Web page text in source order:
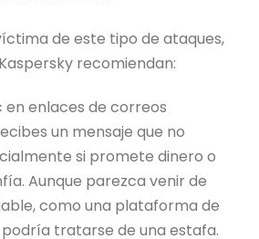
de este tipo de ataques,
recomiendan:
en enlaces de correos
un mensaje que no
si promete dinero o
Aunque parezca venir de
como una plataforma de
tratarse de una estafa.